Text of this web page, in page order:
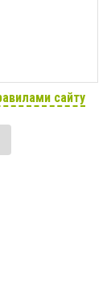
сайту